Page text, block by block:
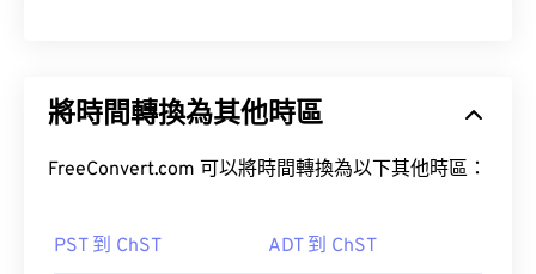
將時間轉換為其他時區
FreeConvert.com 可以將時間轉換為以下其他時區：
PST 到 ChST ADT 到 ChST